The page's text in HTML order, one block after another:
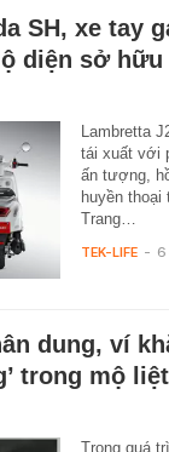
SH, xe tay
diện sở hữu
Lambretta
tái xuất với
ấn tượng,
huyền thoại
Trang…
TEK-LIFE - 6
dung, ví
trong mộ
Trong quá